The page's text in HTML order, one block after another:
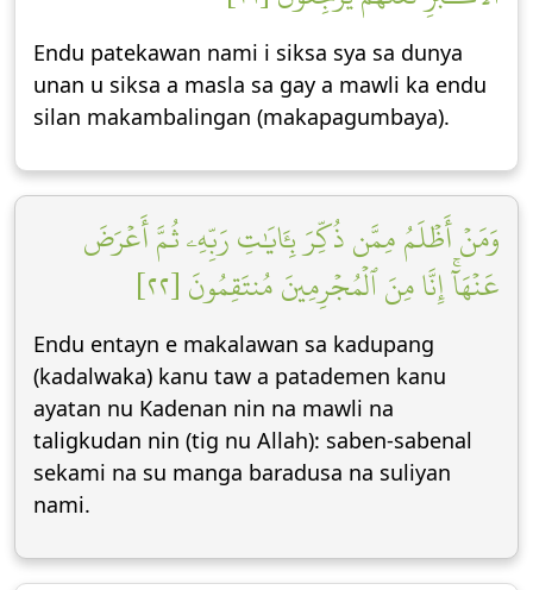
Endu patekawan nami i siksa sya sa dunya
unan u siksa a masla sa gay a mawli ka endu
silan makambalingan (makapagumbaya).
وَمَنۡ أَظۡلَمُ مِمَّن ذُكِّرَ بِـَٔايَٰتِ رَبِّهِۦ ثُمَّ أَعۡرَضَ
عَنۡهَآۚ إِنَّا مِنَ ٱلۡمُجۡرِمِينَ مُنتَقِمُونَ [٢٢]
Endu entayn e makalawan sa kadupang
(kadalwaka) kanu taw a patademen kanu
ayatan nu Kadenan nin na mawli na
taligkudan nin (tig nu Allah): saben-sabenal
sekami na su manga baradusa na suliyan
nami.